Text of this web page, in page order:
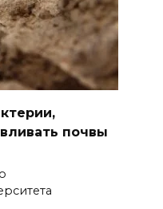
почвы